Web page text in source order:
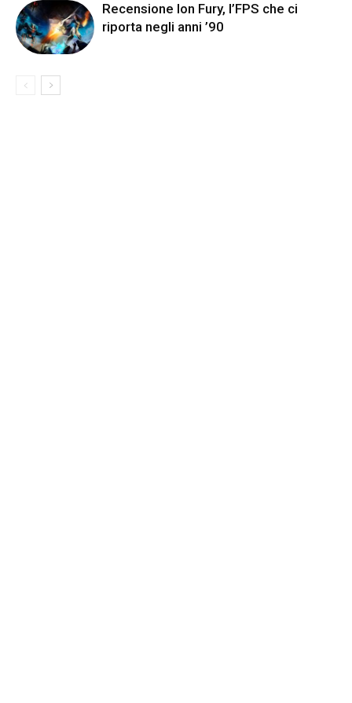
Recensione Ion Fury, l’FPS che ci
riporta negli anni ’90